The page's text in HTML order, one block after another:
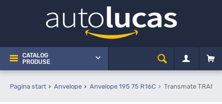
CATALOG
PRODUSE
Pagina start Anvelope Anvelope 195 75 R16C Transmate